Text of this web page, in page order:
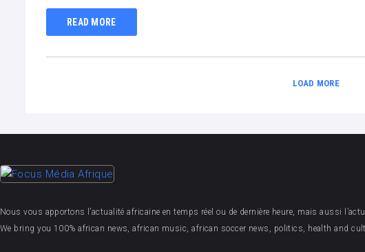
READ MORE
LOAD MORE
Nous vous apportons l’actualité africaine en temps réel ou de dernière heure, mais aussi
We bring you 100% african news, african music, african soccer news, politics, health and